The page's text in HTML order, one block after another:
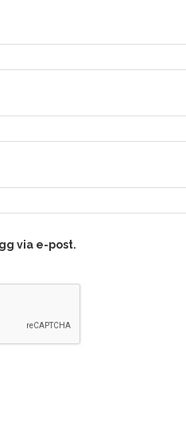
via e-post.